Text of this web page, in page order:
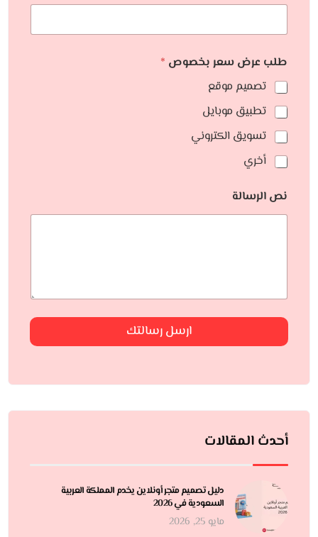
طلب عرض سعر بخصوص *
تصميم موقع
تطبيق موبايل
تسويق الكتروني
أخري
نص الرسالة
ارسل رسالتك
أحدث المقالات
دليل تصميم متجر أونلاين يخدم المملكة العربية
السعودية في 2026
مايو 25, 2026